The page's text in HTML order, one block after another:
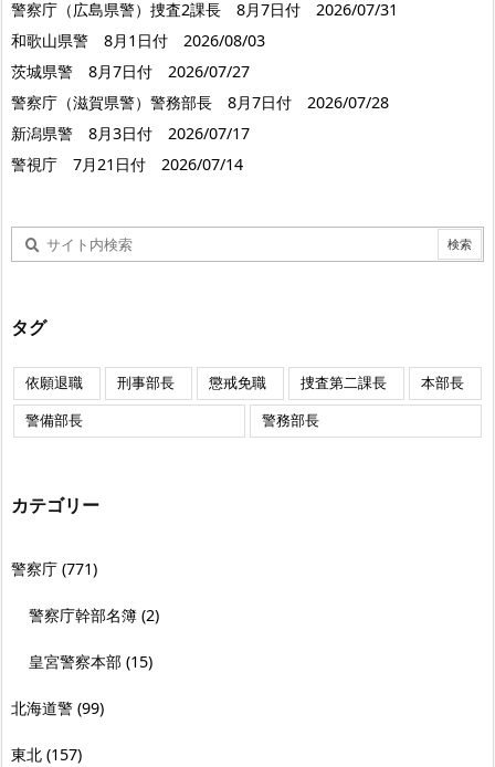
警察庁（広島県警）捜査2課長 8月7日付 2026/07/31
和歌山県警 8月1日付 2026/08/03
茨城県警 8月7日付 2026/07/27
警察庁（滋賀県警）警務部長 8月7日付 2026/07/28
新潟県警 8月3日付 2026/07/17
警視庁 7月21日付 2026/07/14
タグ
依願退職 刑事部長 懲戒免職 捜査第二課長
本部長
警備部長
警務部長
カテゴリー
警察庁 (771)
警察庁幹部名簿 (2)
皇宮警察本部 (15)
北海道警 (99)
東北 (157)